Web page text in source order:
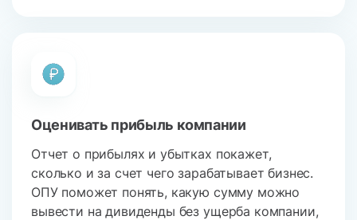
Оценивать прибыль компании
Отчет о прибылях и убытках покажет,
сколько и за счет чего зарабатывает бизнес.
ОПУ поможет понять, какую сумму можно
вывести на дивиденды без ущерба компании,